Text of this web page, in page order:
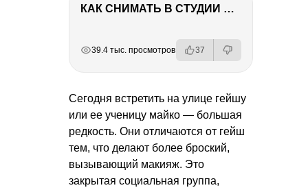
КАК СНИМАТЬ В СТУДИИ СО ВСПЫШКАМИ
39.4 тыс. просмотров 37
Сегодня встретить на улице гейшу
или ее ученицу майко — большая
редкость. Они отличаются от гейш
тем, что делают более броский,
вызывающий макияж. Это
закрытая социальная группа,